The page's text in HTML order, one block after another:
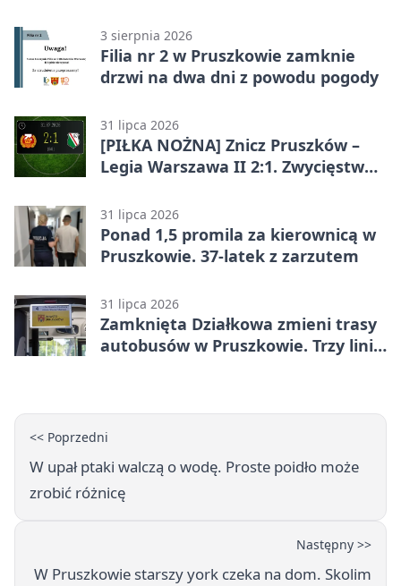
3 sierpnia 2026
Filia nr 2 w Pruszkowie zamknie
drzwi na dwa dni z powodu pogody
31 lipca 2026
[PIŁKA NOŻNA] Znicz Pruszków –
Legia Warszawa II 2:1. Zwycięstwo
minucie
31 lipca 2026
Ponad 1,5 promila za kierownicą w
Pruszkowie. 37-latek z zarzutem
31 lipca 2026
Zamknięta Działkowa zmieni trasy
autobusów w Pruszkowie. Trzy linie
<< Poprzedni
W upał ptaki walczą o wodę. Proste poidło może
zrobić różnicę
Następny >>
W Pruszkowie starszy york czeka na dom. Skolim